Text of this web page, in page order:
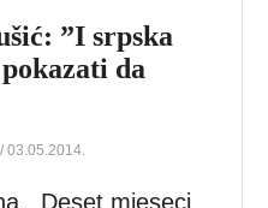
”I srpska
da
03.05.2014.
Deset mjeseci